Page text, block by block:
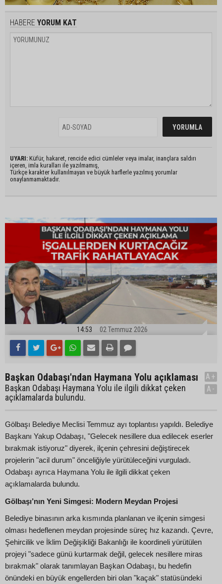
HABERE YORUM KAT
UYARI: Küfür, hakaret, rencide edici cümleler veya imalar, inançlara saldırı
içeren, imla kuralları ile yazılmamış,
Türkçe karakter kullanılmayan ve büyük harflerle yazılmış yorumlar
onaylanmamaktadır.
14:53 02 Temmuz 2026
Başkan Odabaşı'ndan Haymana Yolu açıklaması
Başkan Odabaşı Haymana Yolu ile ilgili dikkat çeken
açıklamalarda bulundu.
A+
A-
Gölbaşı Belediye Meclisi Temmuz ayı toplantısı yapıldı. Belediye
Başkanı Yakup Odabaşı, "Gelecek nesillere dua edilecek eserler
bırakmak istiyoruz" diyerek, ilçenin çehresini değiştirecek
projelerin "acil durum" önceliğiyle yürütüleceğini vurguladı.
Odabaşı ayrıca Haymana Yolu ile ilgili dikkat çeken
açıklamalarda bulundu.
Gölbaşı’nın Yeni Simgesi: Modern Meydan Projesi
Belediye binasının arka kısmında planlanan ve ilçenin simgesi
olması hedeflenen meydan projesinde süreç hız kazandı. Çevre,
Şehircilik ve İklim Değişikliği Bakanlığı ile koordineli yürütülen
projeyi "sadece günü kurtarmak değil, gelecek nesillere miras
bırakmak" olarak tanımlayan Başkan Odabaşı, bu hedefin
önündeki en büyük engellerden biri olan "kaçak" statüsündeki